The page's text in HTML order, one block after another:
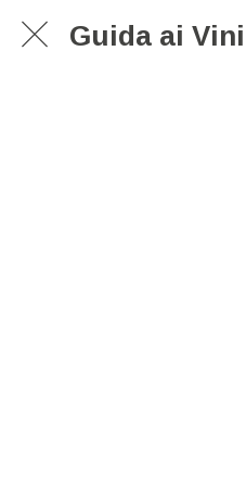
Guida ai Vini